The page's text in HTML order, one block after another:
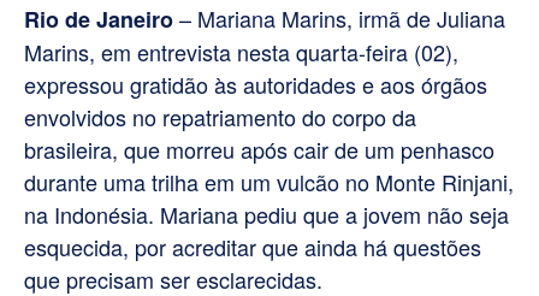
Rio de Janeiro– Mariana Marins, irmã de Juliana
Marins, em entrevista nesta quarta-feira (02),
expressou gratidão às autoridades e aos órgãos
envolvidos no repatriamento do corpo da
brasileira, que morreu após cair de um penhasco
durante uma trilha em um vulcão no Monte Rinjani,
na Indonésia. Mariana pediu que a jovem não seja
esquecida, por acreditar que ainda há questões
que precisam ser esclarecidas.